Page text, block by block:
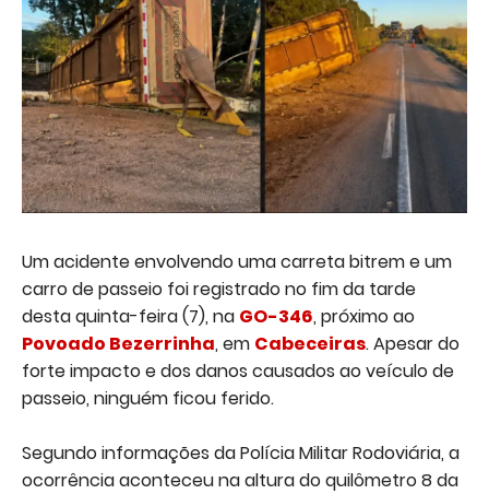
Um acidente envolvendo uma carreta bitrem e um
carro de passeio foi registrado no fim da tarde
desta quinta-feira (7), na GO-346, próximo ao
Povoado Bezerrinha, em Cabeceiras. Apesar do
forte impacto e dos danos causados ao veículo de
passeio, ninguém ficou ferido.
Segundo informações da Polícia Militar Rodoviária, a
ocorrência aconteceu na altura do quilômetro 8 da